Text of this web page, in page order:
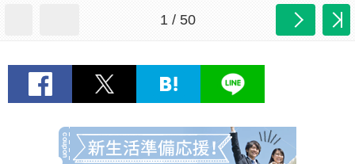
1 / 50